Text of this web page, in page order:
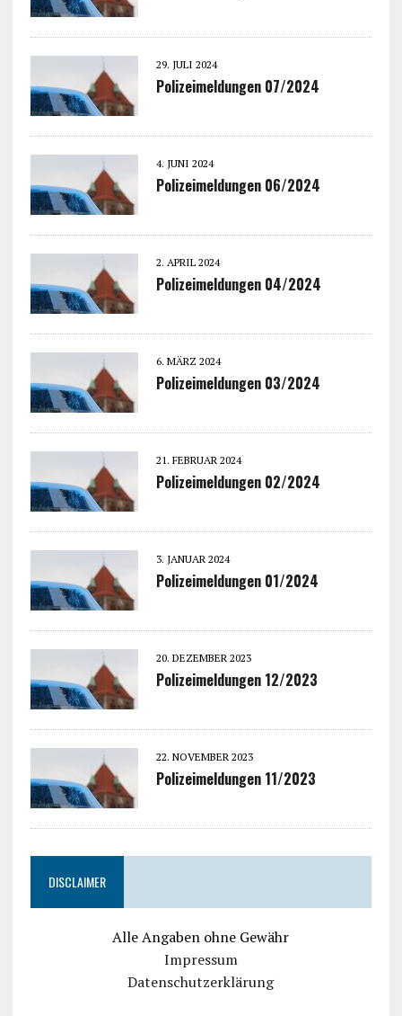
29. JULI 2024
Polizeimeldungen 07/2024
4. JUNI 2024
Polizeimeldungen 06/2024
2. APRIL 2024
Polizeimeldungen 04/2024
6. MÄRZ 2024
Polizeimeldungen 03/2024
21. FEBRUAR 2024
Polizeimeldungen 02/2024
3. JANUAR 2024
Polizeimeldungen 01/2024
20. DEZEMBER 2023
Polizeimeldungen 12/2023
22. NOVEMBER 2023
Polizeimeldungen 11/2023
DISCLAIMER
Alle Angaben ohne Gewähr
Impressum
Datenschutzerklärung